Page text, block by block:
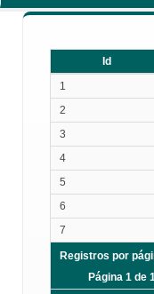
Id
1
2
3
4
5
6
7
Registros por
Página 1 de